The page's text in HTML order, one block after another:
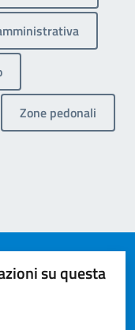
Zone pedonali
su questa